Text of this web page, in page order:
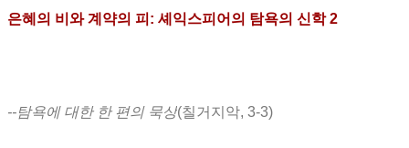
은혜의 비와 계약의 피 : 셰익스피어의 탐욕의 신학 2
--탐욕에 대한 한 편의 묵상(칠거지악, 3-3)